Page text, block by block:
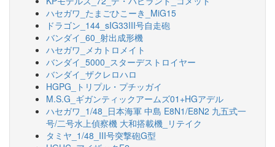
ハセガワ_たまごひこーき_MiG15
ドラゴン_144_sIG33III号自走砲
バンダイ_60_射出成形機
ハセガワ_メカトロメイト
バンダイ_5000_スターデストロイヤー
バンダイ_ザクレロハロ
HGPG_トリプル・プチッガイ
M.S.G_ギガンティックアームズ01+HGアデル
ハセガワ_1/48_日本海軍 中島 E8N1/E8N2 九五式一
号/二号水上偵察機 大和搭載機_リテイク
タミヤ_1/48_III号突撃砲G型